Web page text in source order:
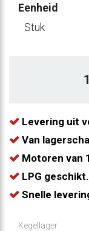
Eenheid
Stuk
Levering uit
Van
Motoren van
LPG geschikt.
Snelle
Kegellager